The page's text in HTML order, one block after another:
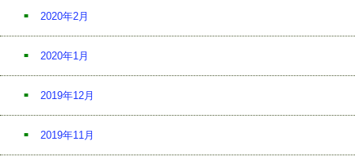
2020年2月
2020年1月
2019年12月
2019年11月